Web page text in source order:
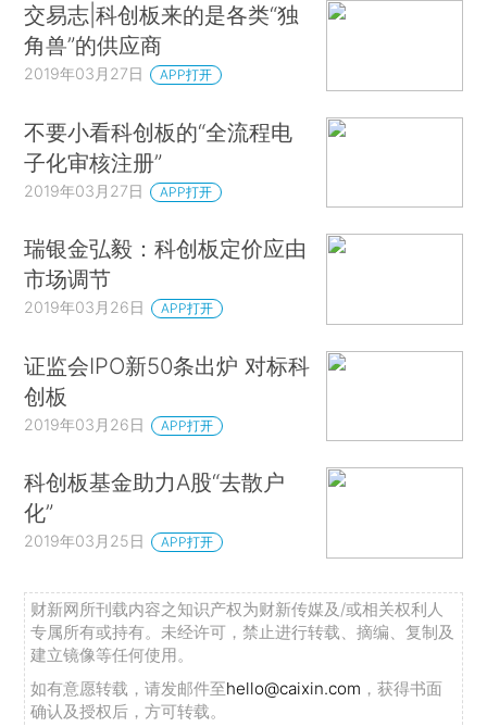
交易志|科创板来的是各类“独
角兽”的供应商
2019年03月27日 APP打开
不要小看科创板的“全流程电
子化审核注册”
2019年03月27日 APP打开
瑞银金弘毅：科创板定价应由
市场调节
2019年03月26日 APP打开
证监会IPO新50条出炉 对标科
创板
2019年03月26日 APP打开
科创板基金助力A股“去散户
化”
2019年03月25日 APP打开
财新网所刊载内容之知识产权为财新传媒及/或相关权利人
专属所有或持有。未经许可，禁止进行转载、摘编、复制及
建立镜像等任何使用。
如有意愿转载，请发邮件至hello@caixin.com ，获得书面
确认及授权后，方可转载。